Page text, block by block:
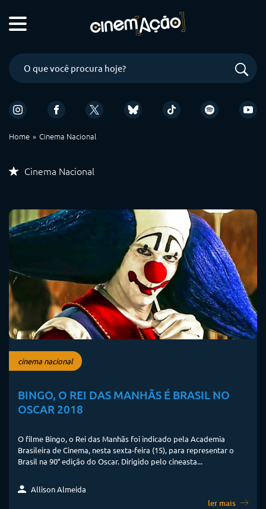
Home Cinema Nacional
Cinema Nacional
cinema nacional
BINGO, O REI DAS MANHÃS É BRASIL NO
OSCAR 2018
O filme Bingo, o Rei das Manhãs foi indicado pela Academia
Brasileira de Cinema, nesta sexta-feira (15), para representar o
Brasil na 90° edição do Oscar. Dirigido pelo cineasta...
Allison Almeida
ler mais